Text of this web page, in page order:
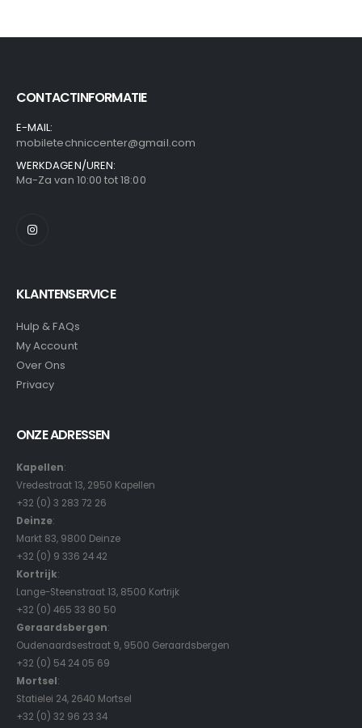
CONTACTINFORMATIE
E-MAIL:
mobiletechniccenter@gmail.com
WERKDAGEN/UREN:
Ma-Za van 10:00 tot 18:00
KLANTENSERVICE
Hulp & FAQs
My Account
Over Ons
Privacy
ONZE ADRESSEN
Kapellen:
Vredestraat 13, 2950 Kapellen
+32 (0) 3 283 72 26
Deinze:
Markt 83, 9800 Deinze
+32 (0) 9 336 24 42
Kortrijk:
Lange-Steenstraat 13, 8500 Kortrijk
+32 (0) 465 33 80 50
Geraardsbergen:
Oudenaardsestraat 9, 9500 Geraardsbergen
+32 (0) 54 24 05 69
Mortsel:
Statielei 24, 2640 Mortsel
+32 (0) 32 96 23 34